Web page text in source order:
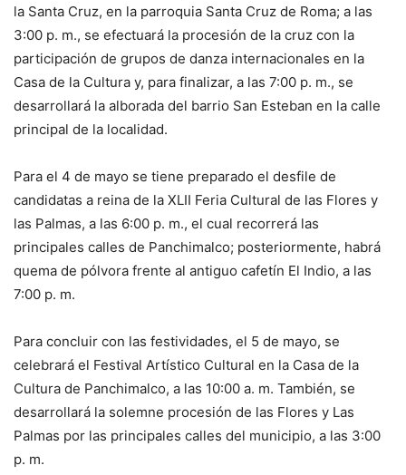
la Santa Cruz, en la parroquia Santa Cruz de Roma; a las
3:00 p. m., se efectuará la procesión de la cruz con la
participación de grupos de danza internacionales en la
Casa de la Cultura y, para finalizar, a las 7:00 p. m., se
desarrollará la alborada del barrio San Esteban en la calle
principal de la localidad.
Para el 4 de mayo se tiene preparado el desfile de
candidatas a reina de la XLII Feria Cultural de las Flores y
las Palmas, a las 6:00 p. m., el cual recorrerá las
principales calles de Panchimalco; posteriormente, habrá
quema de pólvora frente al antiguo cafetín El Indio, a las
7:00 p. m.
Para concluir con las festividades, el 5 de mayo, se
celebrará el Festival Artístico Cultural en la Casa de la
Cultura de Panchimalco, a las 10:00 a. m. También, se
desarrollará la solemne procesión de las Flores y Las
Palmas por las principales calles del municipio, a las 3:00
p. m.